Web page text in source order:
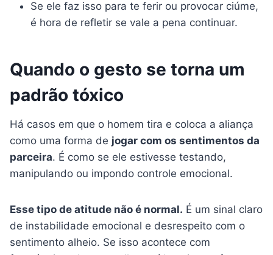
Se ele faz isso para te ferir ou provocar ciúme,
é hora de refletir se vale a pena continuar.
Quando o gesto se torna um
padrão tóxico
Há casos em que o homem tira e coloca a aliança
como uma forma de jogar com os sentimentos da
parceira. É como se ele estivesse testando,
manipulando ou impondo controle emocional.
Esse tipo de atitude não é normal. É um sinal claro
de instabilidade emocional e desrespeito com o
sentimento alheio. Se isso acontece com